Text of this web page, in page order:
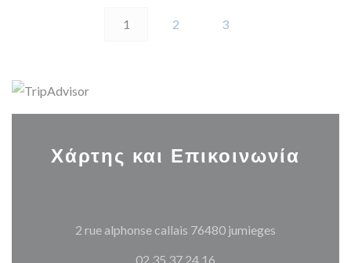
1 2 3
Χάρτης και Επικοινωνία
2 rue alphonse callais 76480 jumieges
02 35 37 24 16